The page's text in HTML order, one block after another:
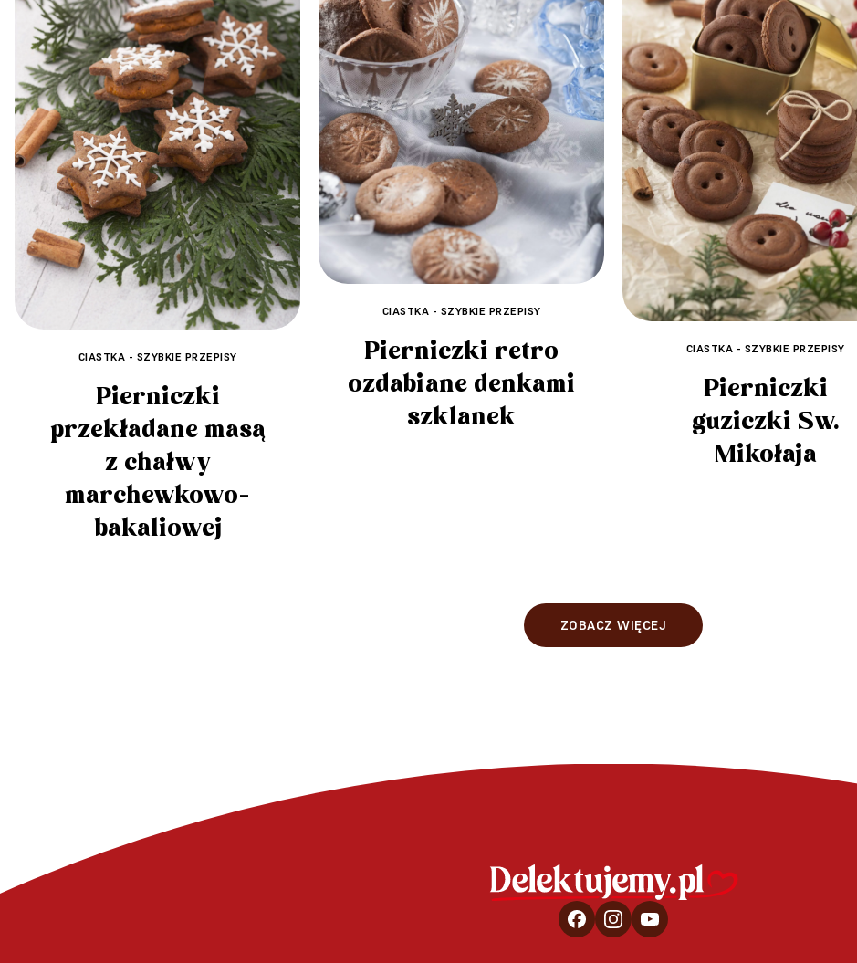
CIASTKA - SZYBKIE PRZEPISY
Pierniczki
przekładane masą
z chałwy
marchewkowo-
bakaliowej
CIASTKA - SZYBKIE PRZEPISY
Pierniczki retro
ozdabiane denkami
szklanek
CIASTKA - SZYBKIE PRZEPISY
Pierniczki
guziczki Św.
Mikołaja
ZOBACZ WIĘCEJ